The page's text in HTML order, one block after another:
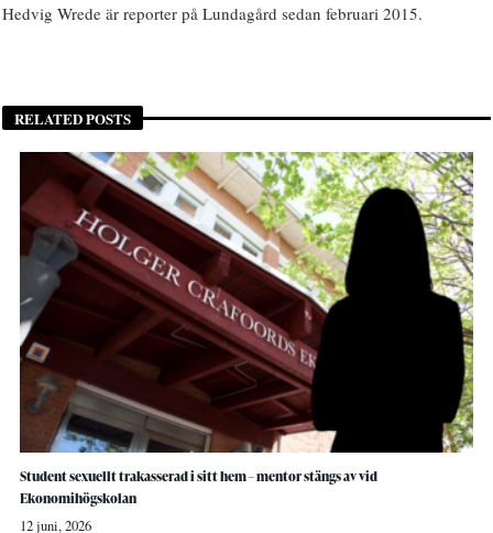
Hedvig Wrede är reporter på Lundagård sedan februari 2015.
RELATED POSTS
Student sexuellt trakasserad i sitt hem – mentor stängs av vid
Ekonomihögskolan
12 juni, 2026